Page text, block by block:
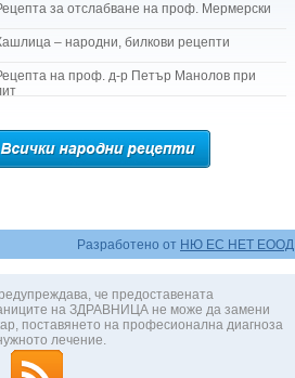
за отслабване на проф. Мермерски
– народни, билкови рецепти
на проф. д-р Петър Манолов при
Разработено от НЮ ЕС НЕТ ЕООД
че предоставената
на ЗДРАВНИЦА не може да замени
поставянето на професионална диагноза
лечение.